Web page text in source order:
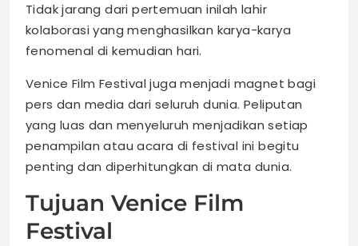
Tidak jarang dari pertemuan inilah lahir
kolaborasi yang menghasilkan karya-karya
fenomenal di kemudian hari.
Venice Film Festival juga menjadi magnet bagi
pers dan media dari seluruh dunia. Peliputan
yang luas dan menyeluruh menjadikan setiap
penampilan atau acara di festival ini begitu
penting dan diperhitungkan di mata dunia.
Tujuan Venice Film
Festival